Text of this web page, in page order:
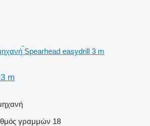
Spearhead easydrill 3 m
m
γραμμών 18